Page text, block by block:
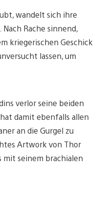
wandelt sich ihre
Rache sinnend,
kriegerischen Geschick
lassen, um
verlor seine beiden
damit ebenfalls allen
an die Gurgel zu
Artwork von Thor
mit seinem brachialen